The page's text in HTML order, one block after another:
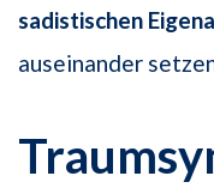
sadistischen
auseinander